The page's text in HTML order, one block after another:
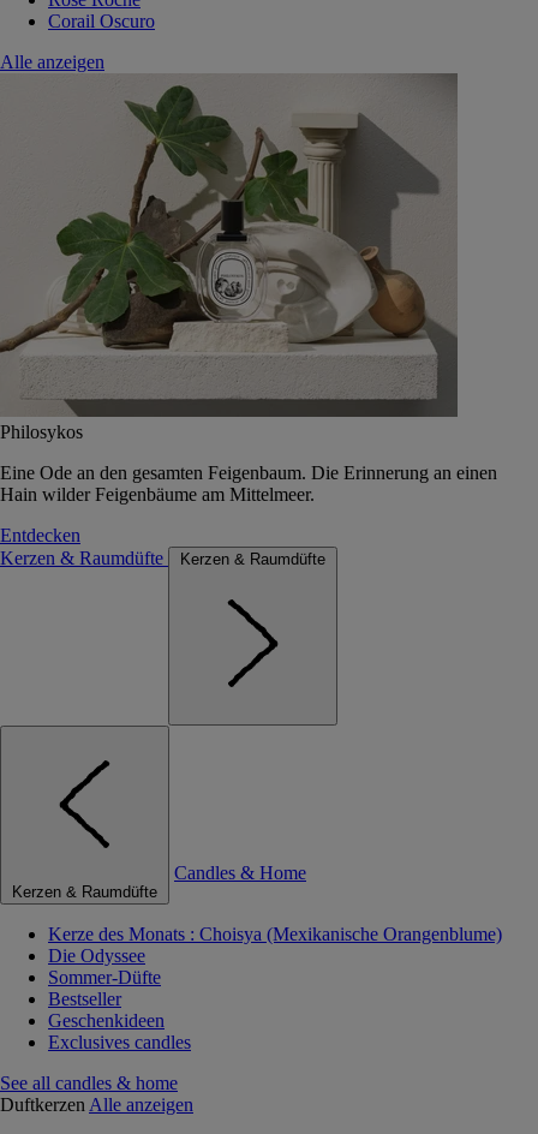
Corail Oscuro
Alle anzeigen
Philosykos
Eine Ode an den gesamten Feigenbaum. Die Erinnerung an einen
Hain wilder Feigenbäume am Mittelmeer.
Entdecken
Kerzen & Raumdüfte
Kerzen & Raumdüfte
Kerzen & Raumdüfte
Candles & Home
Kerze des Monats : Choisya (Mexikanische Orangenblume)
Die Odyssee
Sommer-Düfte
Bestseller
Geschenkideen
Exclusives candles
See all candles & home
Duftkerzen Alle anzeigen